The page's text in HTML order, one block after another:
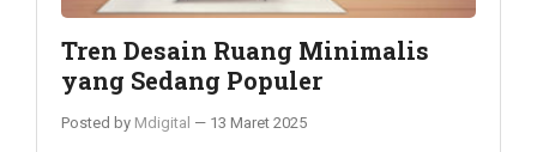
Tren Desain Ruang Minimalis
yang Sedang Populer
Posted by Mdigital — 13 Maret 2025